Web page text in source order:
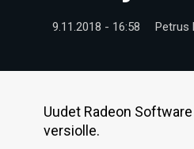
9.11.2018 - 16:58 Petrus
Uudet Radeon
versiolle.